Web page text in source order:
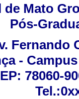
de Mato
Pós-
Fernando
-
78060-